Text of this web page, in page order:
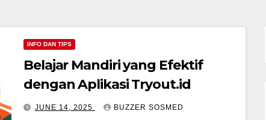
INFO DAN TIPS
Belajar Mandiri yang Efektif
dengan Aplikasi Tryout.id
JUNE 14, 2025 BUZZER SOSMED